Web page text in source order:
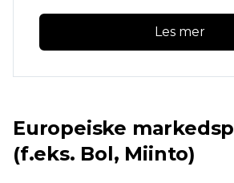
Les mer
Europeiske
(f.eks. Bol, Miinto)